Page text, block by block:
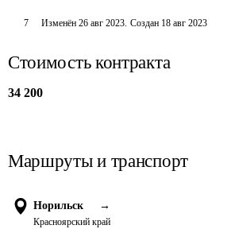
7 Изменён 26 авг 2023. Создан 18 авг 2023
Стоимость контракта
34 200
Маршруты и транспорт
Норильск →
Красноярский край